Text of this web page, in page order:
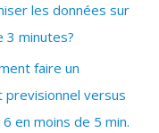
les données sur
3 minutes?
faire un
previsionnel versus
en moins de 5 min.